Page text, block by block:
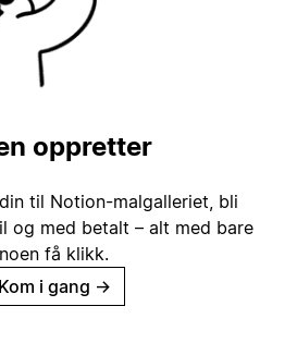
oppretter
til Notion-malgalleriet, bli
og med betalt – alt med bare
noen få klikk.
Kom i gang →